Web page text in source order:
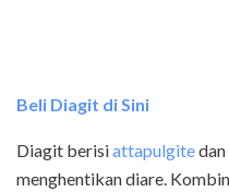
Beli Diagit di Sini
Diagit berisiattapulgitedan
menghentikan diare.